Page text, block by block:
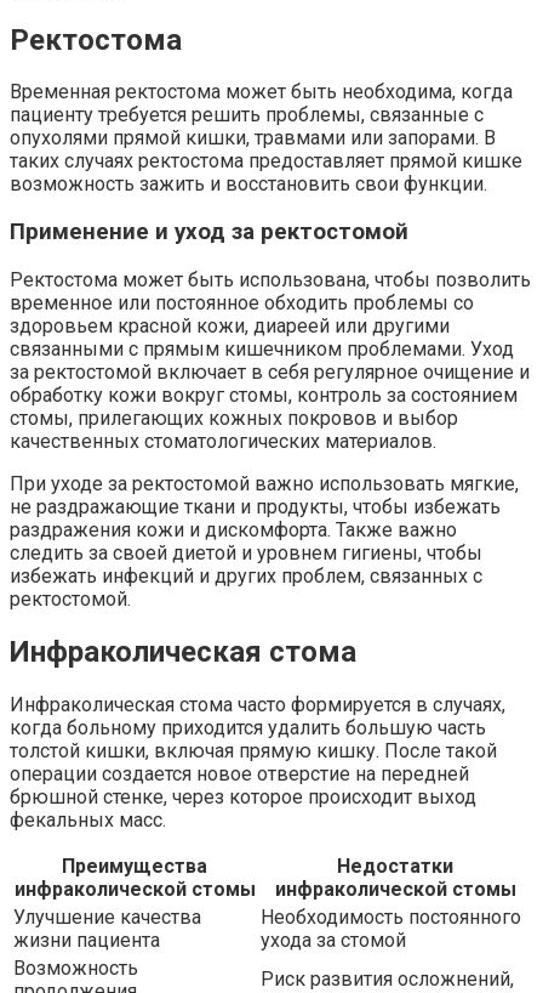
Ректостома
Временная ректостома может быть необходима, когда
пациенту требуется решить проблемы, связанные с
опухолями прямой кишки, травмами или запорами. В
таких случаях ректостома предоставляет прямой кишке
возможность зажить и восстановить свои функции.
Применение и уход за ректостомой
Ректостома может быть использована, чтобы позволить
временное или постоянное обходить проблемы со
здоровьем красной кожи, диареей или другими
связанными с прямым кишечником проблемами. Уход
за ректостомой включает в себя регулярное очищение и
обработку кожи вокруг стомы, контроль за состоянием
стомы, прилегающих кожных покровов и выбор
качественных стоматологических материалов.
При уходе за ректостомой важно использовать мягкие,
не раздражающие ткани и продукты, чтобы избежать
раздражения кожи и дискомфорта. Также важно
следить за своей диетой и уровнем гигиены, чтобы
избежать инфекций и других проблем, связанных с
ректостомой.
Инфраколическая стома
Инфраколическая стома часто формируется в случаях,
когда больному приходится удалить большую часть
толстой кишки, включая прямую кишку. После такой
операции создается новое отверстие на передней
брюшной стенке, через которое происходит выход
фекальных масс.
Преимущества
инфраколической стомы
Недостатки
инфраколической стомы
Улучшение качества
жизни пациента
Необходимость постоянного
ухода за стомой
Возможность
Риск развития осложнений,